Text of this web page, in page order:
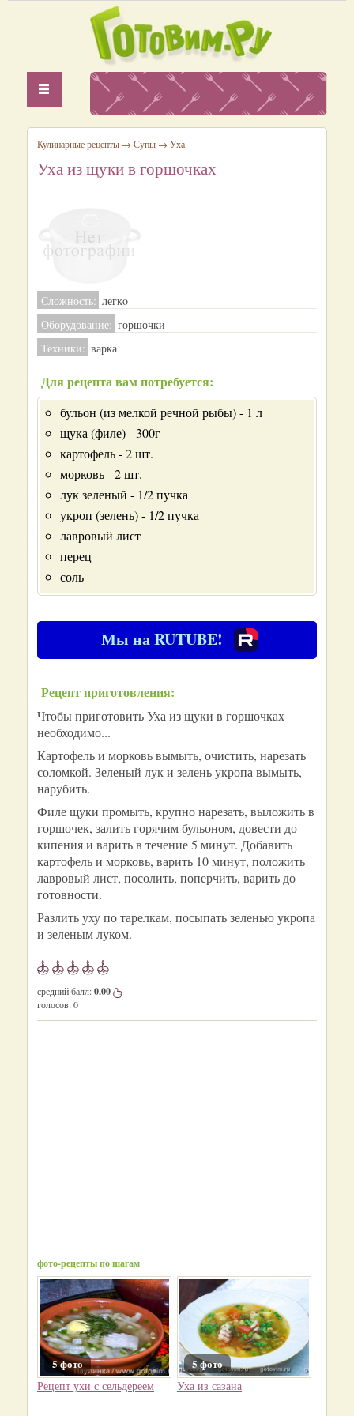
Кулинарные рецепты → Супы → Уха
Уха из щуки в горшочках
Сложность: легкo
Оборудование: горшочки
Техники: варка
Для рецепта вам потребуется:
бульон (из мелкой речной рыбы) - 1 л
щука (филе) - 300г
картофель - 2 шт.
морковь - 2 шт.
лук зеленый - 1/2 пучка
укроп (зелень) - 1/2 пучка
лавровый лист
перец
соль
Мы на RUTUBE!
Рецепт приготовления:
Чтобы приготовить Уха из щуки в горшочках
необходимо...
Картофель и морковь вымыть, очистить, нарезать
соломкой. Зеленый лук и зелень укропа вымыть,
нарубить.
Филе щуки промыть, крупно нарезать, выложить в
горшочек, залить горячим бульоном, довести до
кипения и варить в течение 5 минут. Добавить
картофель и морковь, варить 10 минут, положить
лавровый лист, посолить, поперчить, варить до
готовности.
Разлить уху по тарелкам, посыпать зеленью укропа
и зеленым луком.
средний балл:0.00
голосов:0
фото-рецепты по шагам
5 фото
Рецепт ухи с сельдереем
5 фото
Уха из сазана